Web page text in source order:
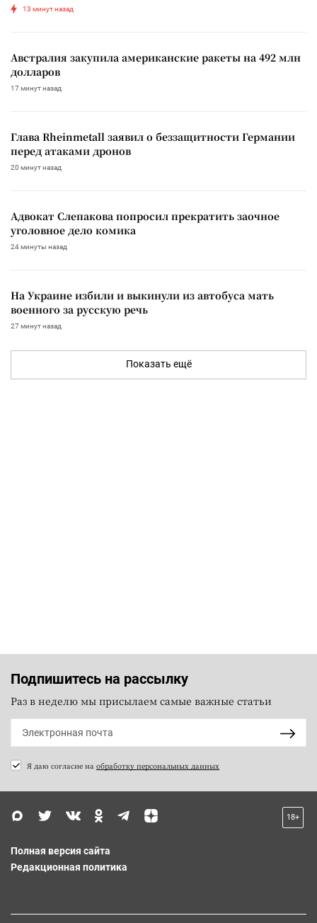
13 минут назад
Австралия закупила американские ракеты на 492 млн
долларов
17 минут назад
Глава Rheinmetall заявил о беззащитности Германии
перед атаками дронов
20 минут назад
Адвокат Слепакова попросил прекратить заочное
уголовное дело комика
24 минуты назад
На Украине избили и выкинули из автобуса мать
военного за русскую речь
27 минут назад
Показать ещё
Подпишитесь на рассылку
Раз в неделю мы присылаем самые важные статьи
Я даю согласие на обработку персональных данных
18+
Полная версия сайта
Редакционная политика